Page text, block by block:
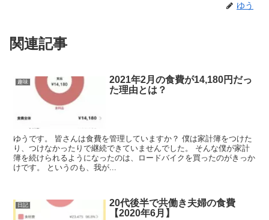
ゆう
関連記事
趣味
2021年2月の食費が14,180円だっ
た理由とは？
ゆうです。 皆さんは食費を管理していますか？ 僕は家計簿をつけた
り、つけなかったりで継続できていませんでした。 そんな僕が家計
簿を続けられるようになったのは、ロードバイクを買ったのがきっか
けです。 というのも、我が...
日記
20代後半で共働き夫婦の食費
【2020年6月】